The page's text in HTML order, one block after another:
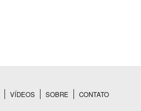
VÍDEOS SOBRE CONTATO